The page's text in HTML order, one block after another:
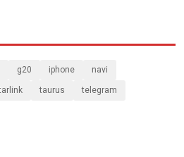
g20 iphone navi
taurus telegram